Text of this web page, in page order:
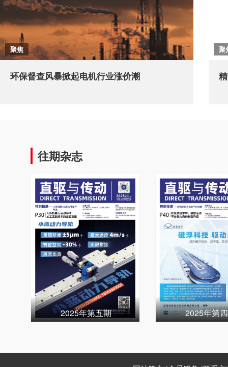
聚焦
环保督查风暴掀起电机行业涨价潮
聚
往期杂志
2025年第五期 2025年第